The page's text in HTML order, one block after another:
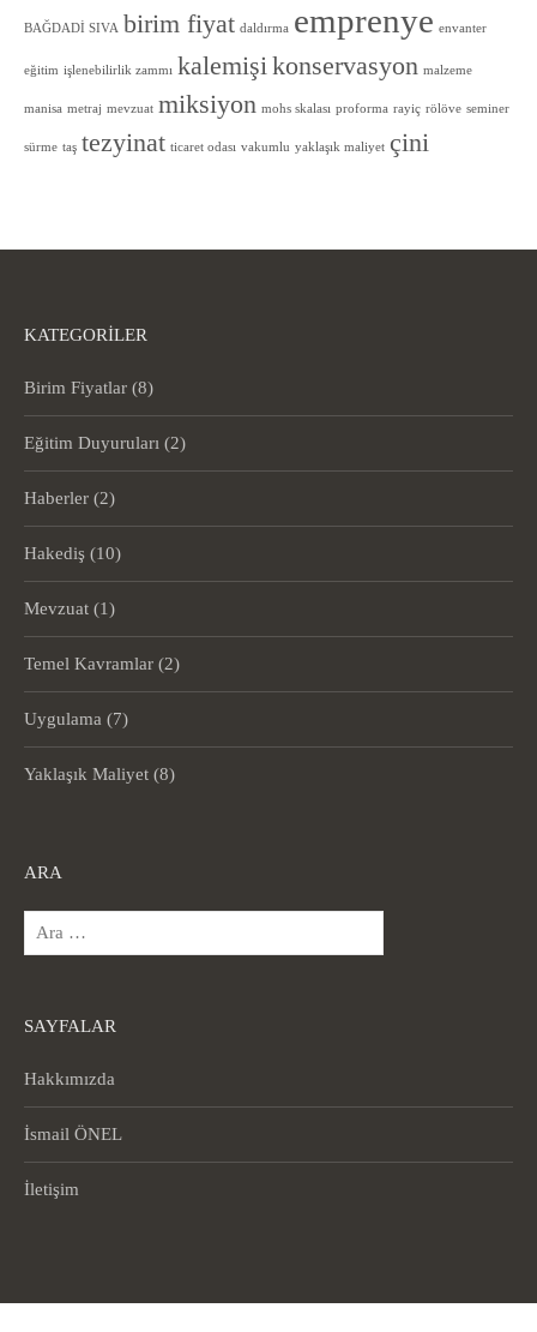
BAĞDADİ SIVA birim fiyat daldırma emprenye envanter
eğitim işlenebilirlik zammı kalemişikonservasyon malzeme
manisa metraj mevzuat miksiyon mohs skalası proforma rayiç rölöve seminer
sürme taş tezyinat ticaret odası vakumlu yaklaşık maliyet çini
KATEGORILER
Birim Fiyatlar (8)
Eğitim Duyuruları (2)
Haberler (2)
Hakediş (10)
Mevzuat (1)
Temel Kavramlar (2)
Uygulama (7)
Yaklaşık Maliyet (8)
ARA
Arama:
SAYFALAR
Hakkımızda
İsmail ÖNEL
İletişim